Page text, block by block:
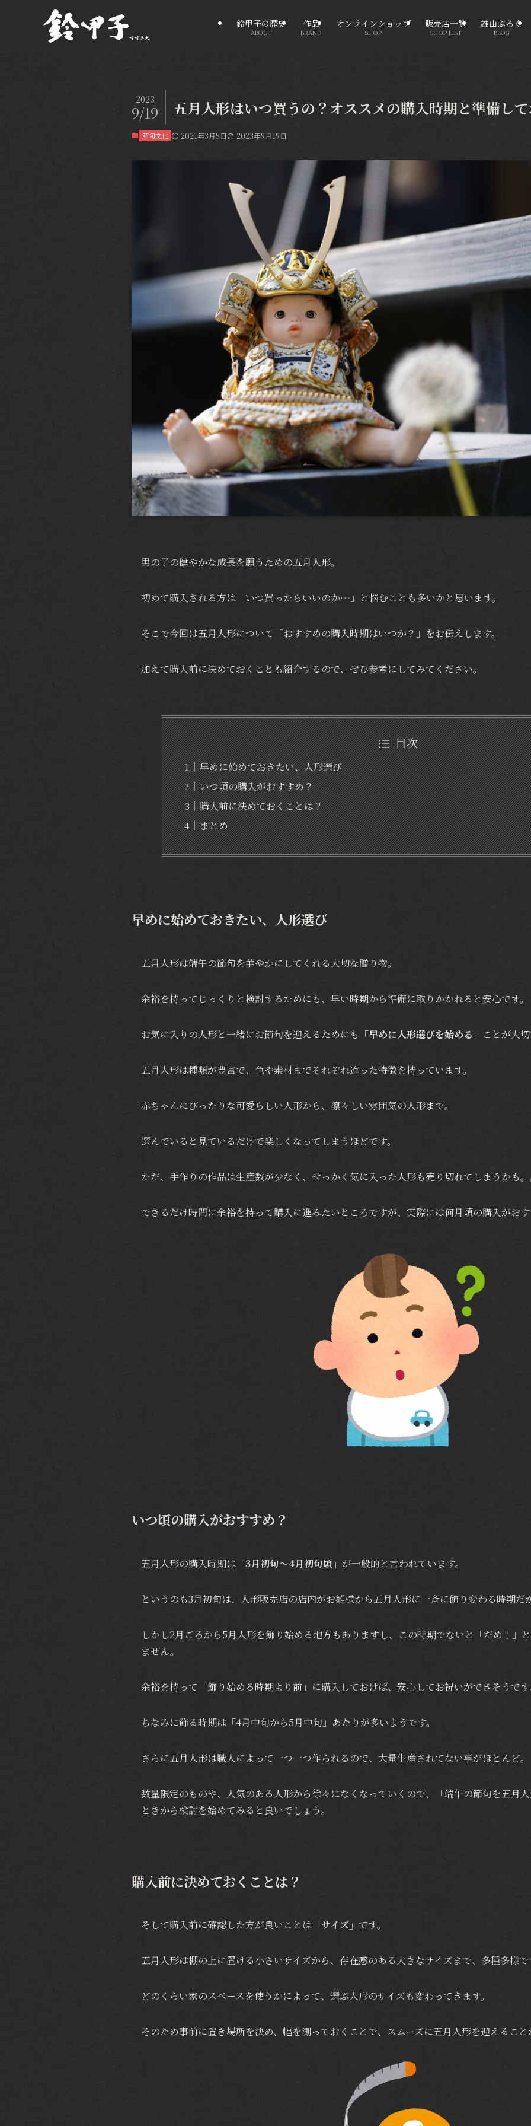
鈴甲子の歴史
ABOUT
作品
BRAND
オンラインショップ
SHOP
販売店一覧
SHOP LIST
雄山ぶろぐ
BLOG
五月人形はいつ買うの？オススメの購入時期と準備し
2023
9/19
節句文化 2021年3月5日 2023年9月19日
男の子の健やかな成長を願うための五月人形。
初めて購入される方は「いつ買ったらいいのか…」と悩むことも多いかと思います。
そこで今回は五月人形について「おすすめの購入時期はいつか？」をお伝えします。
加えて購入前に決めておくことも紹介するので、ぜひ参考にしてみてください。
目次
早めに始めておきたい、人形選び
いつ頃の購入がおすすめ？
購入前に決めておくことは？
まとめ
早めに始めておきたい、人形選び
五月人形は端午の節句を華やかにしてくれる大切な贈り物。
余裕を持ってじっくりと検討するためにも、早い時期から準備に取りかかれると安心です。
お気に入りの人形と一緒にお節句を迎えるためにも 「早めに人形選びを始める」 ことが大
五月人形は種類が豊富で、色や素材までそれぞれ違った特徴を持っています。
赤ちゃんにぴったりな可愛らしい人形から、凛々しい雰囲気の人形まで。
選んでいると見ているだけで楽しくなってしまうほどです。
ただ、手作りの作品は生産数が少なく、せっかく気に入った人形も売り切れてしまうかも
できるだけ時間に余裕を持って購入に進みたいところですが、実際には何月頃の購入がお
いつ頃の購入がおすすめ？
五月人形の購入時期は 「3月初旬～4月初旬頃」 が一般的と言われています。
というのも3月初旬は、人形販売店の店内がお雛様から五月人形に一斉に飾り変わる時期だ
しかし2月ごろから5月人形を飾り始める地方もありますし、この時期でないと「だめ！」
ません。
余裕を持って「飾り始める時期より前」に購入しておけば、安心してお祝いができそうで
ちなみに飾る時期は「4月中旬から5月中旬」あたりが多いようです。
さらに五月人形は職人によって一つ一つ作られるので、大量生産されてない事がほとんど。
数量限定のものや、人気のある人形から徐々になくなっていくので、「端午の節句を五月
ときから検討を始めてみると良いでしょう。
購入前に決めておくことは？
そして購入前に確認した方が良いことは 「サイズ」 です。
五月人形は棚の上に置ける小さいサイズから、存在感のある大きなサイズまで、多種多様で
どのくらい家のスペースを使うかによって、選ぶ人形のサイズも変わってきます。
そのため事前に置き場所を決め、幅を測っておくことで、スムーズに五月人形を迎えるこ